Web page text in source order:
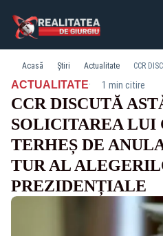
Acasă Știri Actualitate
ACTUALITATE· 1 min citire
CCR DISCUTĂ
SOLICITAREA LUI
TERHEȘ DE
TUR AL
PREZIDENȚIALE